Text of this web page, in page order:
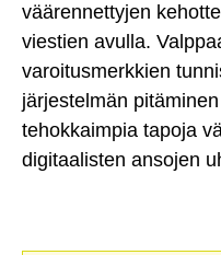
väärennettyjen
viestien avulla.
varoitusmerkkien
järjestelmän
tehokkaimpia tapoja
digitaalisten ansojen